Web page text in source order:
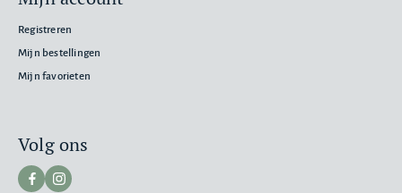
Registreren
Mijn bestellingen
Mijn favorieten
Volg ons